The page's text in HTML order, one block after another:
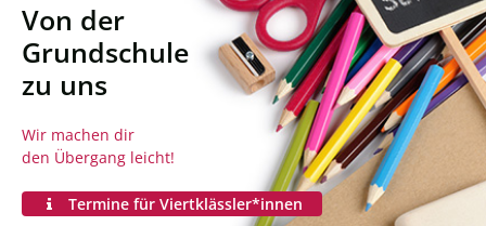
Von der
Grundschule
zu uns
Wir machen dir
den Übergang leicht!
Termine für Viertklässler*innen